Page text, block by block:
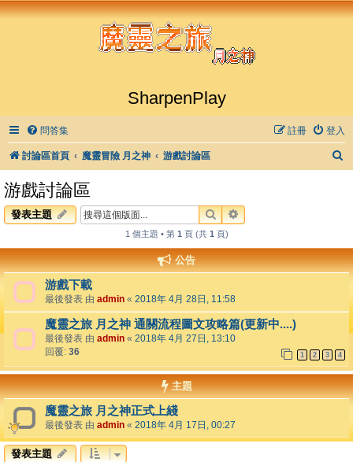
SharpenPlay
問答集 登入
註冊
討論區首頁 魔靈冒險 月之神 游戲討論區
游戲討論區
發表主題 搜尋 進階搜尋
1 個主題 • 第 1 頁 (共 1 頁)
公告
游戲下載
最後發表 由 admin « 2018年 4月 28日, 11:58
魔靈之旅 月之神 通關流程圖文攻略篇(更新中....)
最後發表 由 admin « 2018年 4月 27日, 13:10
回覆: 36 1 2 3 4
主題
魔靈之旅 月之神正式上綫
最後發表 由 admin « 2018年 4月 17日, 00:27
發表主題